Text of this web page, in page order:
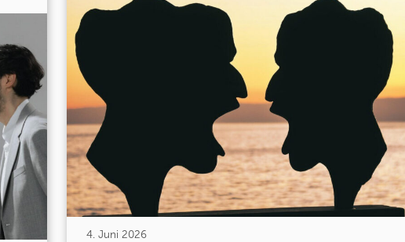
4. Juni 2026